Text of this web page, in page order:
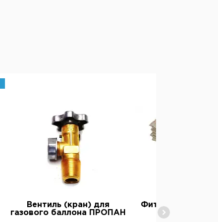
Вентиль (кран) для
газового баллона ПРОПАН
Фитиль для